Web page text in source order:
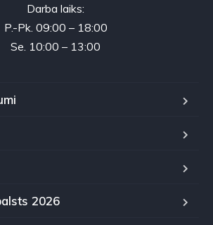
Darba laiks:
P.-Pk. 09:00 – 18:00
Se. 10:00 – 13:00
2026